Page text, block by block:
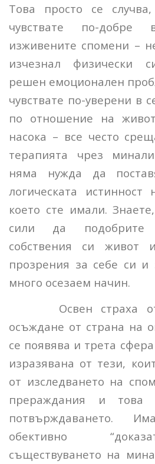
Това просто се
чувствате по-
изживените спомени –
изчезнал физически
решен емоционален
чувствате по-уверени в
по отношение на
насока – все често
терапията чрез
няма нужда да
логическата истинност
което сте имали.
сили да подобрите
собствения си живот
прозрения за себе си и
много осезаем начин.
Освен страха от
осъждане от страна на
се появява и трета
изразявана от тези,
от изследването на
прераждания и
потвърждаването.
обективно
съществуването на